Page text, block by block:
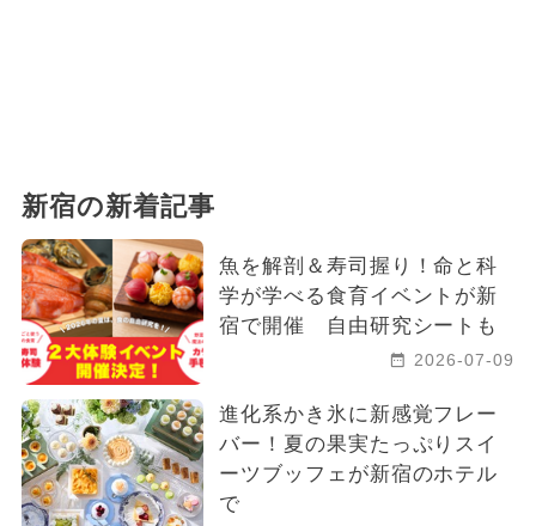
新宿の新着記事
魚を解剖＆寿司握り！命と科
学が学べる食育イベントが新
宿で開催 自由研究シートも
2026-07-09
進化系かき氷に新感覚フレー
バー！夏の果実たっぷりスイ
ーツブッフェが新宿のホテル
で